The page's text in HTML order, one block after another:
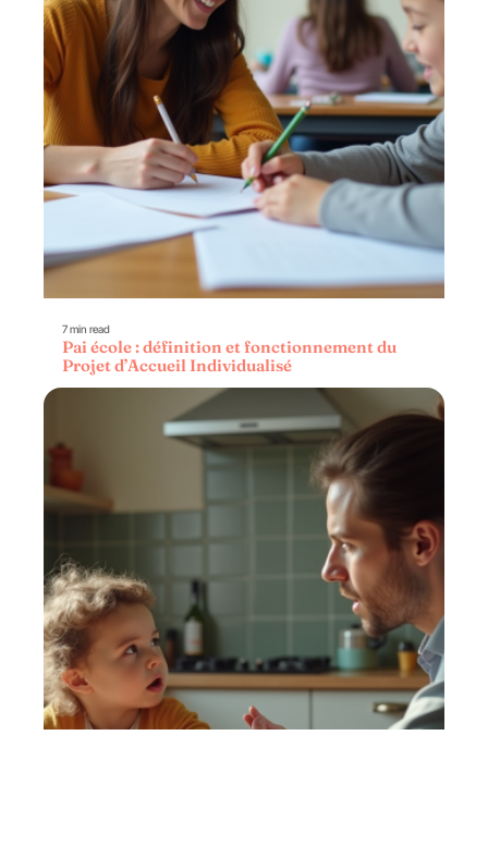
7 min read
Pai école : définition et fonctionnement du
Projet d’Accueil Individualisé